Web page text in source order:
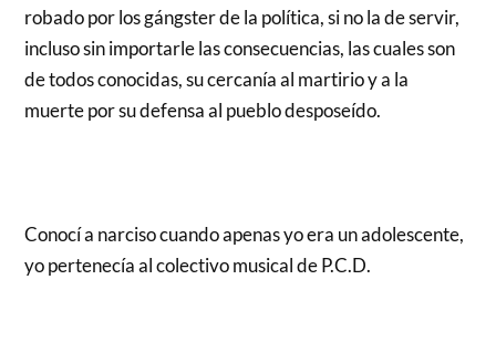
robado por los gángster de la política, si no la de servir,
incluso sin importarle las consecuencias, las cuales son
de todos conocidas, su cercanía al martirio y a la
muerte por su defensa al pueblo desposeído.
Conocí a narciso cuando apenas yo era un adolescente,
yo pertenecía al colectivo musical de P.C.D.